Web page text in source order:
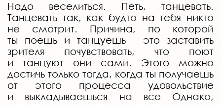
Надо веселиться. Петь, танцевать.
Танцевать так, как будто на тебя никто
не смотрит. Причина, по которой
ты поешь и танцуешь - это заставить
зрителя почувствовать, что поют
и танцуют они сами. Этого можно
достичь только тогда, когда ты получаешь
от этого процесса удовольствие
и выкладываешься на все Однако,